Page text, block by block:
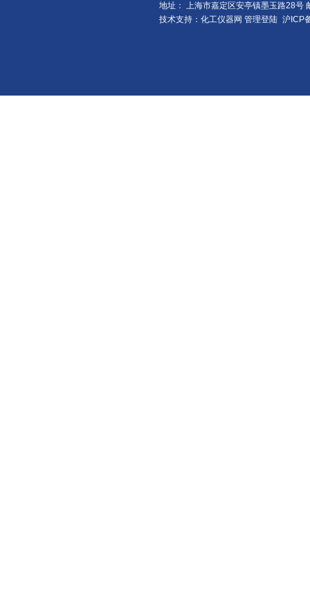
地址： 上海市嘉定区安亭镇墨玉路28号
技术支持：化工仪器网 管理登陆 沪ICP